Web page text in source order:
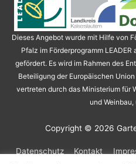
Dieses Angebot wurde mit Hilfe von
Pfalz im Förderprogramm
gefördert. Es wird im Rahmen des
Beteiligung der Europäischen
vertreten durch das Ministerium für
und
Copyright © 2026
Datenschutz Kontakt